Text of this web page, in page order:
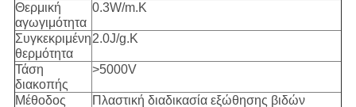
Θερμική
αγωγιμότητα
0.3W/m.K
Συγκεκριμένη
θερμότητα
2.0J/g.K
Τάση
διακοπής
>5000V
Μέθοδος Πλαστική διαδικασία εξώθησης βιδών